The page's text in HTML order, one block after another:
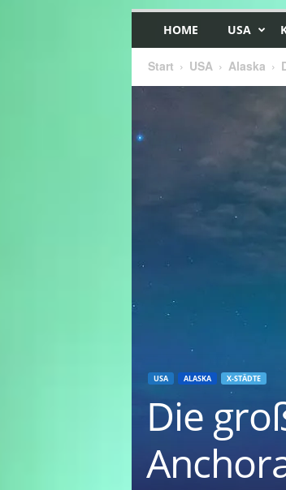
HOME USA
Start USA Alaska
USA ALASKA X-STÄDTE
Die